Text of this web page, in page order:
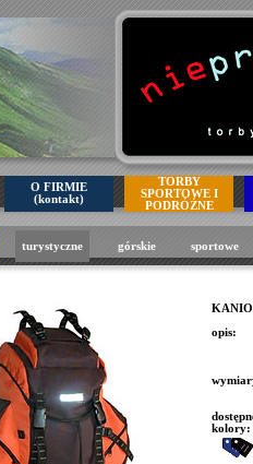
O FIRMIE
(kontakt)
TORBY
SPORTOWE I
PODRÓŻNE
turystyczne górskie sportowe
opis:
kolory: